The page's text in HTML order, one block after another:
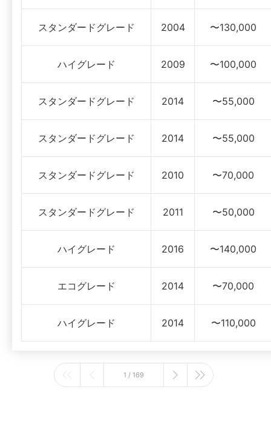
スタンダードグレード 2004 〜130,000
ハイグレード 2009 〜100,000
スタンダードグレード 2014 〜55,000
スタンダードグレード 2014 〜55,000
スタンダードグレード 2010 〜70,000
スタンダードグレード 2011 〜50,000
ハイグレード 2016 〜140,000
エコグレード 2014 〜70,000
ハイグレード 2014 〜110,000
1 / 169